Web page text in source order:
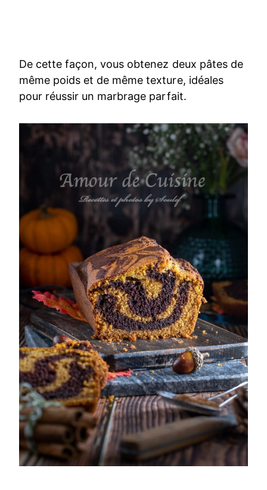
De cette façon, vous obtenez deux pâtes de
même poids et de même texture, idéales
pour réussir un marbrage parfait.